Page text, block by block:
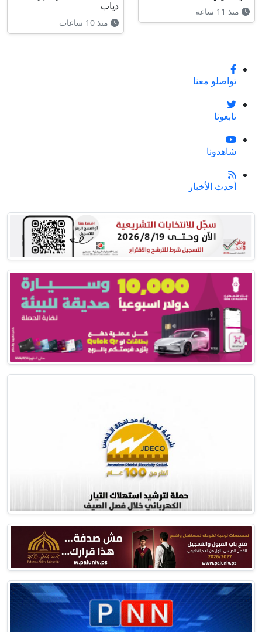
منذ 11 ساعة
دياب
منذ 10 ساعات
تواصلو معنا
تابعونا
شاهدونا
أحدث الأخبار